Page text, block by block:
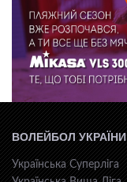
ВОЛЕЙБОЛ УКРАЇНИ
Українська Суперліга